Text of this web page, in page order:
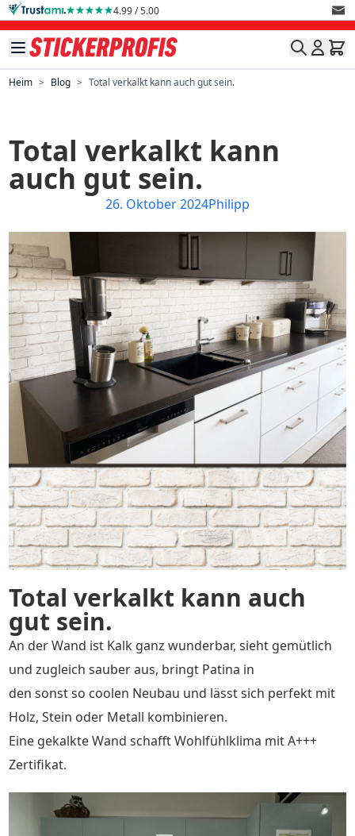
Direkt zum Inhalt 4.99 / 5.00
Heim > Blog > Total verkalkt kann auch gut sein.
Total verkalkt kann
auch gut sein.
26. Oktober 2024Philipp
Total verkalkt kann auch
gut sein.
An der Wand ist Kalk ganz wunderbar, sieht gemütlich
und zugleich sauber aus, bringt Patina in
den sonst so coolen Neubau und lässt sich perfekt mit
Holz, Stein oder Metall kombinieren.
Eine gekalkte Wand schafft Wohlfühlklima mit A+++
Zertifikat.